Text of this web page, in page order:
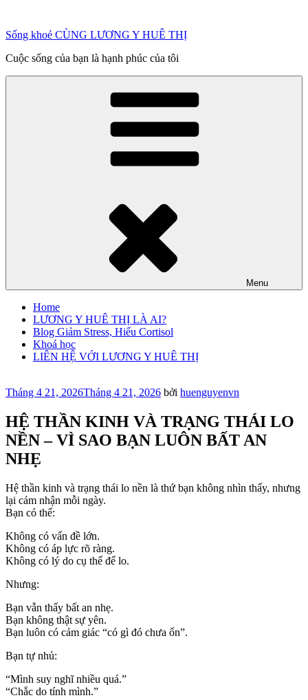
phần
dung
Sống khoẻ CÙNG LƯƠNG Y HUÊ THỊ
Cuộc sống của bạn là hạnh phúc của tôi
Menu
Home
LƯƠNG Y HUÊ THỊ LÀ AI?
Blog Giảm Stress, Hiểu Cortisol
Khoá học
LIÊN HỆ VỚI LƯƠNG Y HUÊ THỊ
Đăng
Tháng 4 21, 2026Tháng 4 21, 2026 bởi huenguyenvn
HỆ THẦN KINH VÀ TRẠNG THÁI LO
NỀN – VÌ SAO BẠN LUÔN BẤT AN
NHẸ
Hệ thần kinh và trạng thái lo nền là thứ bạn không nhìn thấy, nhưng
lại cảm nhận mỗi ngày.
Bạn có thể:
Không có vấn đề lớn.
Không có áp lực rõ ràng.
Không có lý do cụ thể để lo.
Nhưng:
Bạn vẫn thấy bất an nhẹ.
Bạn không thật sự yên.
Bạn luôn có cảm giác “có gì đó chưa ổn”.
Bạn tự nhủ:
“Mình suy nghĩ nhiều quá.”
“Chắc do tính mình.”